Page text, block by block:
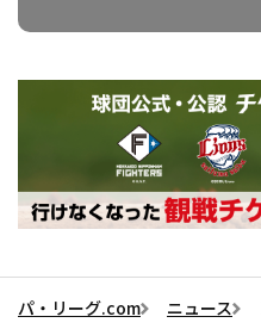
パ・リーグ.com ニュース